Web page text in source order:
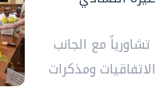
مع الجانب
ومذكرات